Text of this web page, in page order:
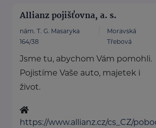
Allianz pojišťovna, a. s.
nám. T. G. Masaryka
164/38
Moravská
Třebová
Jsme tu, abychom Vám pomohli.
Pojistíme Vaše auto, majetek i
život.
https://www.allianz.cz/cs_CZ/